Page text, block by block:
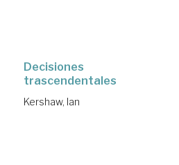
Decisiones
trascendentales
Kershaw, Ian